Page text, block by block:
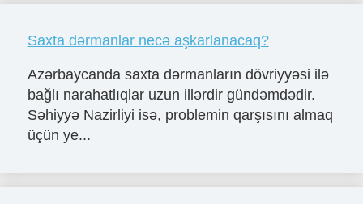
Saxta dərmanlar necə aşkarlanacaq?
Azərbaycanda saxta dərmanların dövriyyəsi ilə
bağlı narahatlıqlar uzun illərdir gündəmdədir.
Səhiyyə Nazirliyi isə, problemin qarşısını almaq
üçün ye...